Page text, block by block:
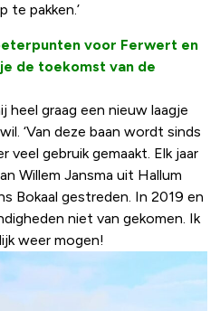
te pakken.’
voor Ferwert en
de toekomst van de
graag een nieuw laagje
‘Van deze baan wordt sinds
veel gebruik gemaakt. Elk jaar
Willem Jansma uit Hallum
Bokaal gestreden. In 2019 en
niet van gekomen. Ik
weer mogen!